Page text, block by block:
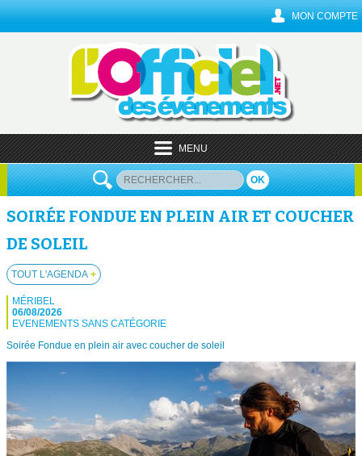
MON COMPTE
MENU
OK
SOIRÉE FONDUE EN PLEIN AIR ET COUCHER
DE SOLEIL
TOUT L'AGENDA +
MÉRIBEL
06/08/2026
EVENEMENTS SANS CATÉGORIE
Soirée Fondue en plein air avec coucher de soleil